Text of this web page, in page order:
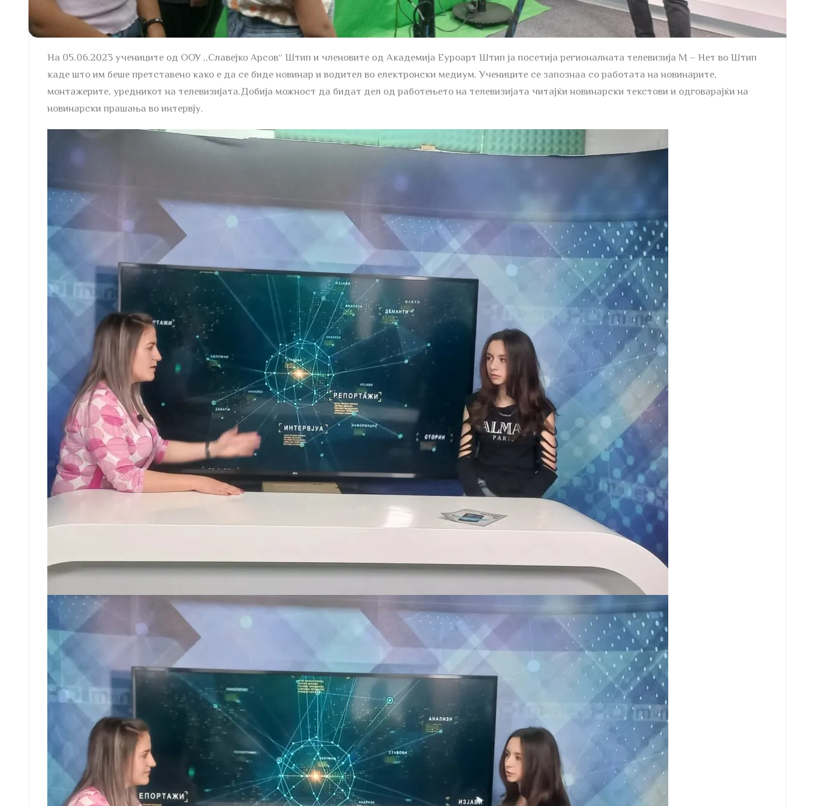
На 05.06.2023 учениците од ООУ ,,Славејко Арсов“ Штип и членовите од Академија Еуроарт Штип ја посетија регионалната телевизија М – Нет во Штип
каде што им беше претставено како е да се биде новинар и водител во електронски медиум. Учениците се запознаа со работата на новинарите,
монтажерите, уредникот на телевизијата.Добија можност да бидат дел од работењето на телевизијата читајќи новинарски текстови и одговарајќи на
новинарски прашања во интервју.